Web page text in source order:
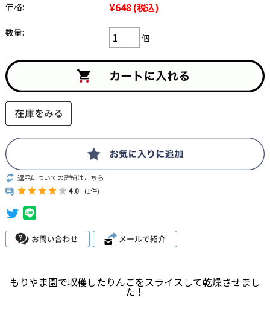
価格: ¥648(税込)
数量: 個
返品についての詳細はこちら
4.0
(1件)
もりやま園で収穫したりんごをスライスして乾燥させまし
た！